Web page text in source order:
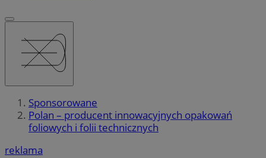
Sponsorowane
Polan – producent innowacyjnych opakowań
foliowych i folii technicznych
reklama